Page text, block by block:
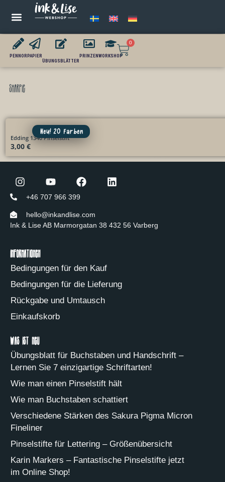
PENNOR PAPIER
ÜBUNGSBLÄTTER
PRINZEN WORKSHOP
0
Sharpie
Neu! 20 Farben
Edding 1340 Pinselstift
3,00 €
+46 707 966 399
hello@inkandlise.com
Ink & Lise AB Marmorgatan 38 432 56 Varberg
Informationen
Bedingungen für den Kauf
Bedingungen für die Lieferung
Rückgabe und Umtausch
Einkaufskorb
Was ist neu
Übungsblatt für Buchstaben und Handschrift –
Lernen Sie 7 einzigartige Schriftarten!
Wie man einen Pinselstift hält
Wie man Buchstaben schattiert
Verschiedene Stärken des Sakura Pigma Micron
Fineliner
Pinselstifte für Lettering – Größenübersicht
Karin Markers – Fantastische Pinselstifte jetzt
im Online Shop!